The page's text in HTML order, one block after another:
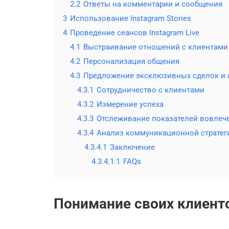
2.2 Ответы на комментарии и сообщения
3 Использование Instagram Stories
4 Проведение сеансов Instagram Live
4.1 Выстраивание отношений с клиентами
4.2 Персонализация общения
4.3 Предложение эксклюзивных сделок и
4.3.1 Сотрудничество с клиентами
4.3.2 Измерение успеха
4.3.3 Отслеживание показателей
4.3.4 Анализ коммуникационной
4.3.4.1 Заключение
4.3.4.1.1 FAQs
Понимание своих